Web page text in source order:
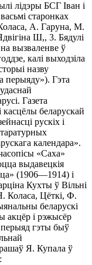
лідэры БСГ Іван і
старонках
А. Гаруна, М.
Ш,, 3. Бядулі
вызваленве ў
калі выходзіла
назву
перыяду»). Гэта
Газета
беларускай
рускіх і
календара».
«Саха»
выдавецкія
(1906—1914) і
Кухты ў Вільні
Коласа, Цёткі, Ф.
беларускі
акцёр і рэжысёр
перыяд гэты быў
Я. Купала ў